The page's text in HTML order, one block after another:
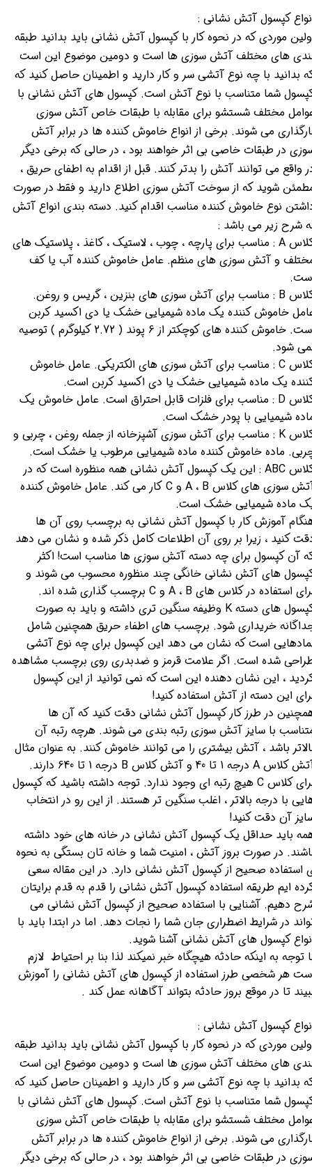
کپسول آتش نشانی :
موردی که در نحوه کار با کپسول آتش نشانی باید بدانید طبقه
های مختلف آتش سوزی ها است و دومین موضوع این است
بدانید با چه نوع آتشی سر و کار دارید و اطمینان حاصل کنید که
شما متناسب با نوع آتش است. کپسول های آتش نشانی با
مختلف شستشو برای مقابله با طبقات خاص آتش سوزی
می شوند. برخی از انواع خاموش کننده ها در برابر آتش
در طبقات خاصی بی اثر خواهند بود ، در حالی که برخی دیگر
واقع می توانند آتش را بدتر کنند. قبل از اقدام به اطفای حریق ،
شوید که از سوخت آتش سوزی اطلاع دارید و فقط در صورت
نوع خاموش کننده مناسب اقدام کنید. دسته بندی انواع آتش
شرح زیر می باشد :
کلاس A : مناسب برای پارچه ، چوب ، لاستیک ، کاغذ ، پلاستیک های
و آتش سوزی های منظم. عامل خاموش کننده آب یا کف
کلاس B : مناسب برای آتش سوزی های بنزین ، گریس و روغن.
خاموش کننده یک ماده شیمیایی خشک یا دی اکسید کربن
است. خاموش کننده های کوچکتر از 6 پوند ( 2.72 کیلوگرم ) توصیه
شود.
کلاس C : مناسب برای آتش سوزی های الکتریکی. عامل خاموش
یک ماده شیمیایی خشک یا دی اکسید کربن است.
کلاس D : مناسب برای فلزات قابل احتراق است. عامل خاموش یک
شیمیایی با پودر خشک است.
کلاس K : مناسب برای آتش سوزی آشپزخانه از جمله روغن ، چربی و
ماده خاموش کننده ماده شیمیایی مرطوب یا خشک است.
کلاس ABC : این یک کپسول آتش نشانی همه منظوره است که در
آتش سوزی های کلاس A ، B و C کار می کند. عامل خاموش کننده
ماده شیمیایی خشک است.
آموزش کار با کپسول آتش نشانی به برچسب روی آن ها
کنید ، زیرا بر روی آن اطلاعات کامل ذکر شده و نشان می دهد
آن کپسول برای چه دسته آتش سوزی ها مناسب است! اکثر
های آتش نشانی خانگی چند منظوره محسوب می شوند و
برای استفاده در کلاس های A ، B و C برچسب گذاری شده اند.
کپسول های دسته K وظیفه سنگین تری داشته و باید به صورت
خریداری شود. برچسب های اطفاء حریق همچنین شامل
است که نشان می دهد این کپسول برای چه نوع آتشی
شده است. اگر علامت قرمز و ضدبدری روی برچسب مشاهده
، این نشان دهنده این است که نمی توانید از این کپسول
این دسته از آتش استفاده کنید!
در طرز کار کپسول آتش نشانی دقت کنید که آن ها
با سایز آتش سوزی رتبه بندی می شوند. هرچه رتبه آن
باشد ، آتش بیشتری را می توانند خاموش کنند. به عنوان مثال
آتش کلاس A درجه 1 تا 40 و آتش کلاس B درجه 1 تا 640 دارند.
برای کلاس C هیچ رتبه ای وجود ندارد. توجه داشته باشید که کپسول
با درجه بالاتر ، اغلب سنگین تر هستند. از این رو در انتخاب
آن دقت کنید!
باید حداقل یک کپسول آتش نشانی در خانه های خود داشته
در صورت بروز آتش ، امنیت شما و خانه تان بستگی به نحوه
استفاده صحیح از کپسول آتش نشانی دارد. در این مقاله سعی
ایم طریقه استفاده کپسول آتش نشانی را قدم به قدم برایتان
دهیم. آشنایی با استفاده صحیح از کپسول آتش نشانی می
در شرایط اضطراری جان شما را نجات دهد. اما در ابتدا باید با
کپسول های آتش نشانی آشنا شوید.
توجه به اینکه حادثه هیچگاه خبر نمیکند لذا بنا بر احتیاط لازم
هر شخصی طرز استفاده از کپسول های آتش نشانی را آموزش
تا در موقع بروز حادثه بتواند آگاهانه عمل کند .
کپسول آتش نشانی :
موردی که در نحوه کار با کپسول آتش نشانی باید بدانید طبقه
های مختلف آتش سوزی ها است و دومین موضوع این است
بدانید با چه نوع آتشی سر و کار دارید و اطمینان حاصل کنید که
شما متناسب با نوع آتش است. کپسول های آتش نشانی با
مختلف شستشو برای مقابله با طبقات خاص آتش سوزی
می شوند. برخی از انواع خاموش کننده ها در برابر آتش
در طبقات خاصی بی اثر خواهند بود ، در حالی که برخی دیگر